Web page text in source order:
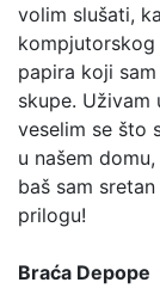
volim slušati,
kompjutorskog
papira koji
skupe. Uživam
veselim se što
u našem
baš sam
prilogu!
Braća Depope